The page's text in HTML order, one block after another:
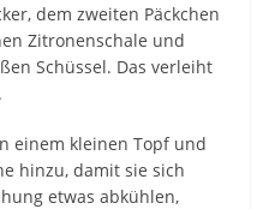
dem zweiten Päckchen
Zitronenschale und
Schüssel. Das verleiht
einem kleinen Topf und
hinzu, damit sie sich
etwas abkühlen,